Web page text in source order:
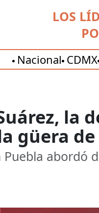
LOS
Nacional CDMX
la
güera de
Puebla